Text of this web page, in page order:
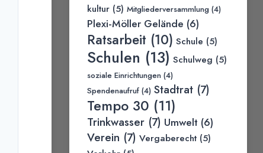
kultur (5) Mitgliederversammlung (4)
Plexi-Möller Gelände (6)
Ratsarbeit (10) Schule (5)
Schulen (13) Schulweg (5)
soziale Einrichtungen (4)
Spendenaufruf (4) Stadtrat (7)
Tempo 30 (11)
Trinkwasser (7) Umwelt (6)
Verein (7) Vergaberecht (5)